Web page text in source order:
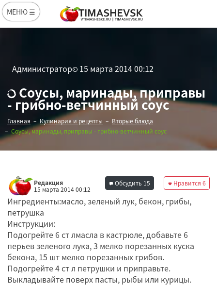
МЕНЮ ☰
Администратор 15 марта 2014 00:12
Соусы, маринады, приправы
- грибно-ветчинный соус
Главная Кулинария и рецепты
Вторые блюда
Соусы, маринады, приправы - грибно-ветчинный соус
Редакция
15 марта 2014 00:12
Нравится 6
Обсудить 15
Ингредиенты:масло, зеленый лук, бекон, грибы,
петрушка
Инструкции:
Подогрейте 6 ст лмасла в кастрюле, добавьте 6
перьев зеленого лука, 3 мелко порезанных куска
бекона, 15 шт мелко порезанных грибов.
Подогрейте 4 ст л петрушки и приправьте.
Выкладывайте поверх пасты, рыбы или курицы.